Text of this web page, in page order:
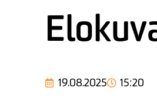
19.08.2025 15:20